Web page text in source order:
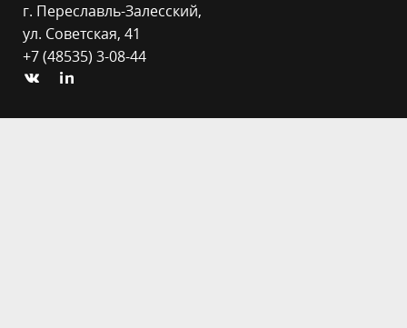
г. Переславль-Залесский,
ул. Советская, 41
+7 (48535) 3-08-44